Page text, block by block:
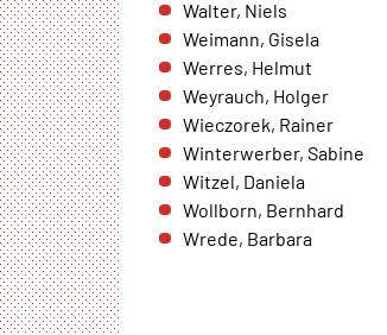
Walter, Niels
Weimann, Gisela
Werres, Helmut
Weyrauch, Holger
Wieczorek, Rainer
Winterwerber, Sabine
Witzel, Daniela
Wollborn, Bernhard
Wrede, Barbara